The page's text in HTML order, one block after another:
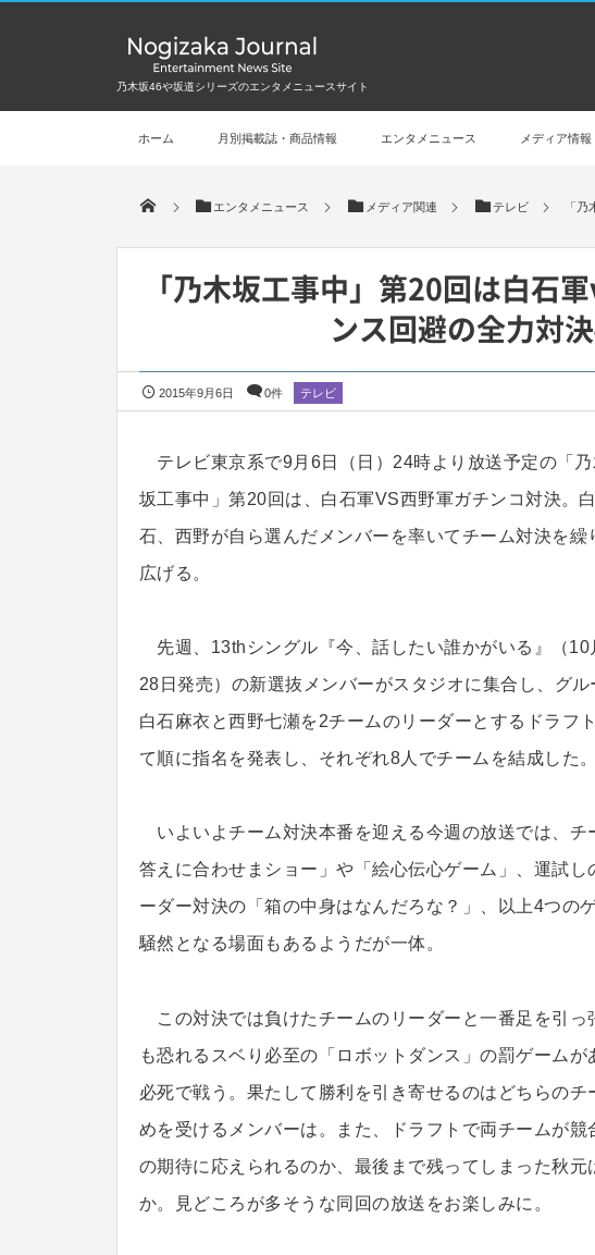
乃木坂46や坂道シリーズのエンタメニュースサイト
ホーム 月別掲載誌・商品情報 エンタメニュース メディア情報
エンタメニュース メディア関連 テレビ 「
「乃木坂工事中」第20回は白石
ンス回避の全力対
2015年9月6日 0件 テレビ
テレビ東京系で9月6日（日）24時より放送予定の「乃
坂工事中」第20回は、白石軍VS西野軍ガチンコ対決。白
石、西野が自ら選んだメンバーを率いてチーム対決を繰
広げる。
先週、13thシングル『今、話したい誰かがいる』（10
28日発売）の新選抜メンバーがスタジオに集合し、グ
白石麻衣と西野七瀬を2チームのリーダーとするドラフ
て順に指名を発表し、それぞれ8人でチームを結成した。
いよいよチーム対決本番を迎える今週の放送では、チ
答えに合わせまショー」や「絵心伝心ゲーム」、運試し
ーダー対決の「箱の中身はなんだろな？」、以上4つの
騒然となる場面もあるようだが一体。
この対決では負けたチームのリーダーと一番足を引っ
も恐れるスベり必至の「ロボットダンス」の罰ゲーム
必死で戦う。果たして勝利を引き寄せるのはどちらの
めを受けるメンバーは。また、ドラフトで両チームが
の期待に応えられるのか、最後まで残ってしまった秋
か。見どころが多そうな同回の放送をお楽しみに。